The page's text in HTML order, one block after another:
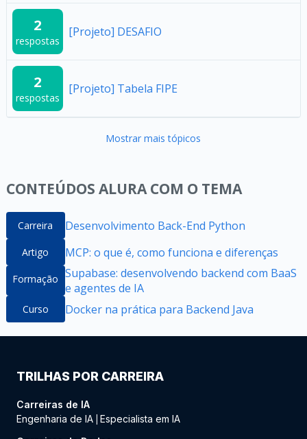
2
respostas
[Projeto] DESAFIO
2
respostas
[Projeto] Tabela FIPE
Mostrar mais tópicos
CONTEÚDOS ALURA COM O TEMA
Carreira Desenvolvimento Back-End Python
Artigo MCP: o que é, como funciona e diferenças
Formação Supabase: desenvolvendo backend com BaaS
e agentes de IA
Curso Docker na prática para Backend Java
TRILHAS POR CARREIRA
Carreiras de IA
Engenharia de IA Especialista em IA